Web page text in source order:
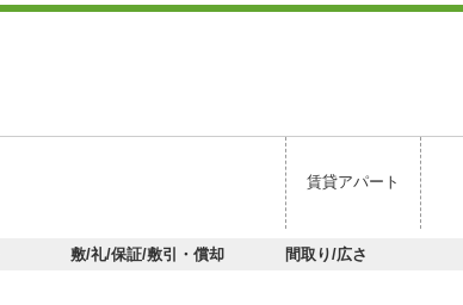
賃貸アパート
敷/礼/保証/敷引・償却 間取り/広さ